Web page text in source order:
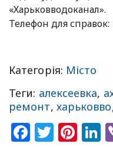
«Харьковводоканал».
Телефон для справок:
Категорія: Місто
Теги: алексеевка,
ремонт,